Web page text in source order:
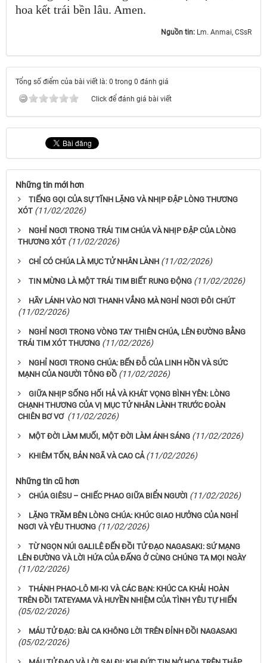
hoa kết trái bền lâu. Amen.
Nguồn tin: Lm. Anmai, CSsR
Tổng số điểm của bài viết là: 0 trong 0 đánh giá
Click để đánh giá bài viết
Những tin mới hơn
TIẾNG GỌI CỦA SỰ TĨNH LẶNG VÀ NHỊP ĐẬP LÒNG THƯƠNG
XÓT (11/02/2026)
NGHỈ NGƠI TRONG TRÁI TIM CHÚA VÀ NHỊP ĐẬP CỦA LÒNG
THƯƠNG XÓT (11/02/2026)
CHỈ CÓ CHÚA LÀ MỤC TỬ NHÂN LÀNH (11/02/2026)
TIN MỪNG LÀ MỘT TRÁI TIM BIẾT RUNG ĐỘNG (11/02/2026)
HÃY LÁNH VÀO NƠI THANH VẮNG MÀ NGHỈ NGƠI ĐÔI CHÚT
(11/02/2026)
NGHỈ NGƠI TRONG VÒNG TAY THIÊN CHÚA, LÊN ĐƯỜNG BẰNG
TRÁI TIM XÓT THƯƠNG (11/02/2026)
NGHỈ NGƠI TRONG CHÚA: BẾN ĐỖ CỦA LINH HỒN VÀ SỨC
MẠNH CỦA NGƯỜI TÔNG ĐỒ (11/02/2026)
GIỮA NHỊP SỐNG HỐI HẢ VÀ KHÁT VỌNG BÌNH YÊN: LÒNG
CHẠNH THƯƠNG CỦA VỊ MỤC TỬ NHÂN LÀNH TRƯỚC ĐOÀN
CHIÊN BƠ VƠ (11/02/2026)
MỘT ĐỜI LÀM MUỐI, MỘT ĐỜI LÀM ÁNH SÁNG (11/02/2026)
KHIÊM TỐN, BẢN NGÃ VÀ CAO CẢ (11/02/2026)
Những tin cũ hơn
CHÚA GIÊSU – CHIẾC PHAO GIỮA BIỂN NGƯỜI (11/02/2026)
LẶNG TRẦM BÊN LÒNG CHÚA: KHÚC GIAO HƯỞNG CỦA NGHỈ
NGƠI VÀ YÊU THUƠNG (11/02/2026)
TỪ NGỌN NÚI GALILÊ ĐẾN ĐỒI TỬ ĐẠO NAGASAKI: SỨ MẠNG
LÊN ĐƯỜNG VÀ LỜI HỨA CỦA ĐẤNG Ở CÙNG CHÚNG TA MỌI NGÀY
(11/02/2026)
THÁNH PHAO-LÔ MI-KI VÀ CÁC BẠN: KHÚC CA KHẢI HOÀN
TRÊN ĐỒI TATEYAMA VÀ HUYỀN NHIỆM CỦA TÌNH YÊU TỰ HIẾN
(05/02/2026)
MÁU TỬ ĐẠO: BÀI CA KHÔNG LỜI TRÊN ĐỈNH ĐỒI NAGASAKI
(05/02/2026)